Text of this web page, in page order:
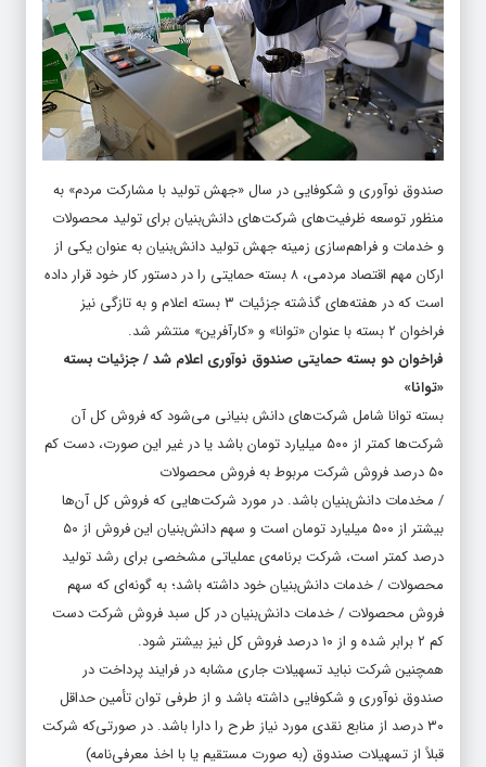
صندوق نوآوری و شکوفایی در سال «جهش تولید با مشارکت مردم» به
منظور توسعه ظرفیت‌های شرکت‌های دانش‌بنیان برای تولید محصولات
و خدمات و فراهم‌سازی زمینه جهش تولید دانش‌بنیان به عنوان یکی از
ارکان مهم اقتصاد مردمی، ۸ بسته حمایتی را در دستور کار خود قرار داده
است که در هفته‌های گذشته جزئیات ۳ بسته اعلام و به تازگی نیز
فراخوان ۲ بسته با عنوان «توانا» و «کارآفرین» منتشر شد.
فراخوان دو بسته حمایتی صندوق نوآوری اعلام شد / جزئیات بسته
«توانا»
بسته توانا شامل شرکت‌های دانش بنیانی می‌شود که فروش کل آن
شرکت‌ها کمتر از ۵۰۰ میلیارد تومان باشد یا در غیر این صورت، دست کم
۵۰ درصد فروش شرکت مربوط به فروش محصولات
/ مخدمات دانش‌بنیان باشد. در مورد شرکت‌هایی که فروش کل آن‌ها
بیشتر از ۵۰۰ میلیارد تومان است و سهم دانش‌بنیان این فروش از ۵۰
درصد کمتر است، شرکت برنامه‌ی عملیاتی مشخصی برای رشد تولید
محصولات / خدمات دانش‌بنیان خود داشته باشد؛ به گونه‌ای که سهم
فروش محصولات / خدمات دانش‌بنیان در کل سبد فروش شرکت دست
کم ۲ برابر شده و از ۱۰ درصد فروش کل نیز بیشتر شود.
همچنین شرکت نباید تسهیلات جاری مشابه در فرایند پرداخت در
صندوق نوآوری و شکوفایی داشته باشد و از طرفی توان تأمین حداقل
۳۰ درصد از منابع نقدی مورد نیاز طرح را دارا باشد. در صورتی‌که شرکت
قبلاً از تسهیلات صندوق (به صورت مستقیم یا با اخذ معرفی‌نامه)